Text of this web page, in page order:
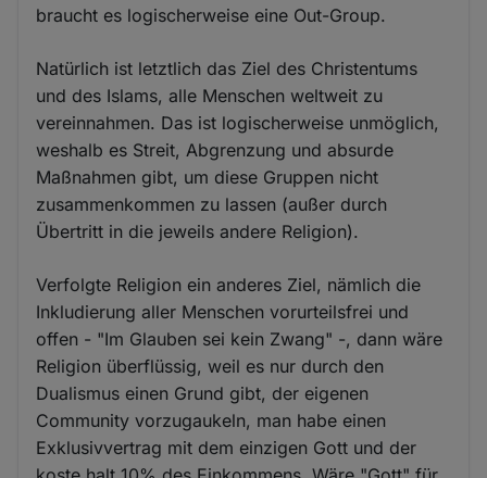
braucht es logischerweise eine Out-Group.
Natürlich ist letztlich das Ziel des Christentums
und des Islams, alle Menschen weltweit zu
vereinnahmen. Das ist logischerweise unmöglich,
weshalb es Streit, Abgrenzung und absurde
Maßnahmen gibt, um diese Gruppen nicht
zusammenkommen zu lassen (außer durch
Übertritt in die jeweils andere Religion).
Verfolgte Religion ein anderes Ziel, nämlich die
Inkludierung aller Menschen vorurteilsfrei und
offen - "Im Glauben sei kein Zwang" -, dann wäre
Religion überflüssig, weil es nur durch den
Dualismus einen Grund gibt, der eigenen
Community vorzugaukeln, man habe einen
Exklusivvertrag mit dem einzigen Gott und der